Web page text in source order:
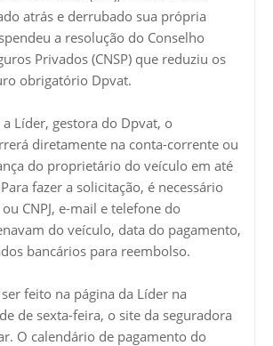
atrás e derrubado sua própria
a resolução do Conselho
Privados (CNSP) que reduziu os
obrigatório Dpvat.
Líder, gestora do Dpvat, o
diretamente na conta-corrente ou
do proprietário do veículo em até
fazer a solicitação, é necessário
CNPJ, e-mail e telefone do
do veículo, data do pagamento,
bancários para reembolso.
feito na página da Líder na
de sexta-feira, o site da seguradora
O calendário de pagamento do